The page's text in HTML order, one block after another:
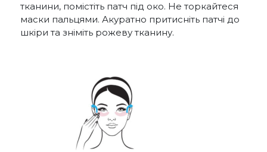
тканини, помістіть патч під око. Не торкайтеся
маски пальцями. Акуратно притисніть патчі до
шкіри та зніміть рожеву тканину.